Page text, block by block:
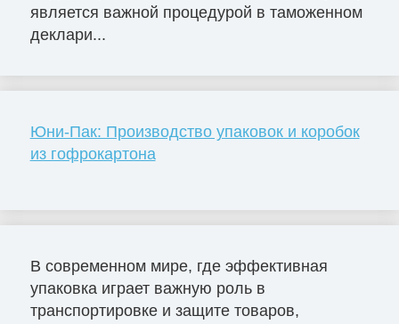
является важной процедурой в таможенном
деклари...
Юни-Пак: Производство упаковок и коробок
из гофрокартона
В современном мире, где эффективная
упаковка играет важную роль в
транспортировке и защите товаров,